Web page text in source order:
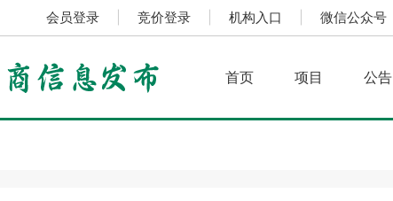
会员登录 竞价登录 机构入口 微信公众号
首页 项目 公告